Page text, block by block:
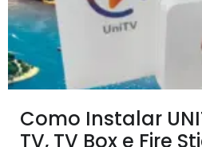
Como Instalar
TV, TV Box e Fire